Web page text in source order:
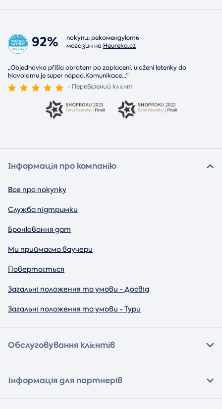
92%
покупці рекомендують
магазин на Heureka.cz
„Objednávka přišla obratem po zaplacení, uložení letenky do
hlavolamu je super nápad.Komunikace...“
- Перевірений клієнт
Інформація про компанію
Все про покупку
Служба підтримки
Бронювання дат
Ми приймаємо ваучери
Повертається
Загальні положення та умови - Досвід
Загальні положення та умови - Тури
Обслуговування клієнтів
Інформація для партнерів